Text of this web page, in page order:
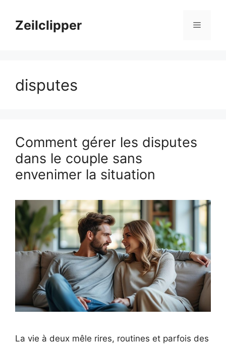
contenuZeilclipper Menu
disputes
Comment gérer les disputes
dans le couple sans
envenimer la situation
La vie à deux mêle rires, routines et parfois des